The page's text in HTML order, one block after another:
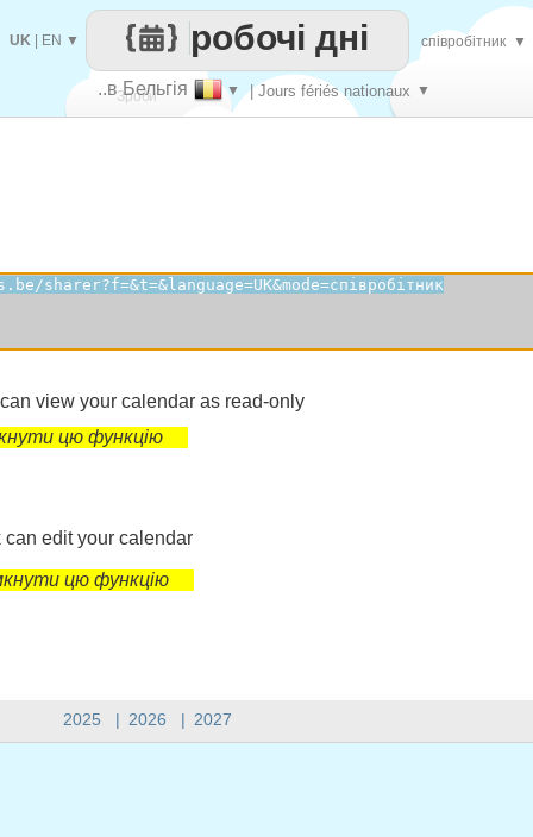
Зроби
..в Бельгія ▼ | Jours fériés nationaux ▼
робочі дні
UK EN ▼ співробітник ▼
2025 | 2026 | 2027
view your calendar as read-only
цю функцію
edit your calendar
цю функцію